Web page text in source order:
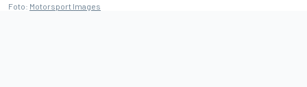
Foto: Motorsport Images